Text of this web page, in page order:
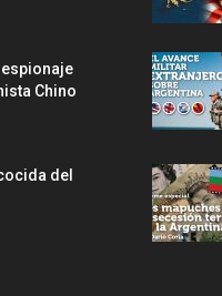
espionaje
Chino
del